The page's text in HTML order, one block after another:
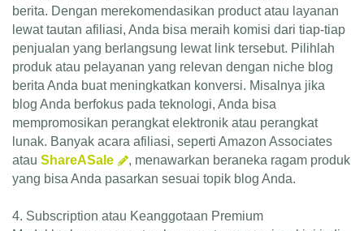
berita. Dengan merekomendasikan product atau layanan
lewat tautan afiliasi, Anda bisa meraih komisi dari tiap-tiap
penjualan yang berlangsung lewat link tersebut. Pilihlah
produk atau pelayanan yang relevan dengan niche blog
berita Anda buat meningkatkan konversi. Misalnya jika
blog Anda berfokus pada teknologi, Anda bisa
mempromosikan perangkat elektronik atau perangkat
lunak. Banyak acara afiliasi, seperti Amazon Associates
atau ShareASale
, menawarkan beraneka ragam produk
yang bisa Anda pasarkan sesuai topik blog Anda.
4. Subscription atau Keanggotaan Premium